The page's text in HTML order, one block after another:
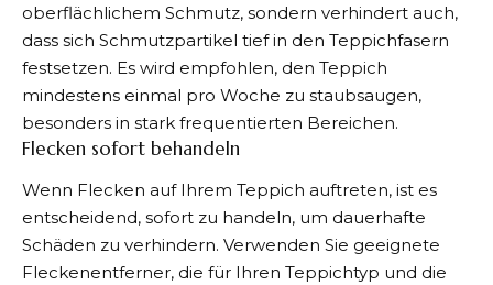
oberflächlichem Schmutz, sondern verhindert auch,
dass sich Schmutzpartikel tief in den Teppichfasern
festsetzen. Es wird empfohlen, den Teppich
mindestens einmal pro Woche zu staubsaugen,
besonders in stark frequentierten Bereichen.
Flecken sofort behandeln
Wenn Flecken auf Ihrem Teppich auftreten, ist es
entscheidend, sofort zu handeln, um dauerhafte
Schäden zu verhindern. Verwenden Sie geeignete
Fleckenentferner, die für Ihren Teppichtyp und die